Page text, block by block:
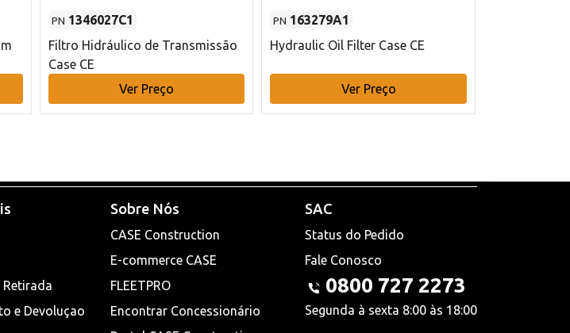
PN 1346027C1
Filtro Hidráulico de Transmissão
Case CE
Ver Preço
PN 163279A1
Hydraulic Oil Filter Case CE
Ver Preço
Retirada
e Devoluçao
Sobre Nós
CASE Construction
E-commerce CASE
FLEETPRO
Encontrar Concessionário
SAC
Status do Pedido
Fale Conosco
0800 727 2273
Segunda à sexta 8:00 às 18:00